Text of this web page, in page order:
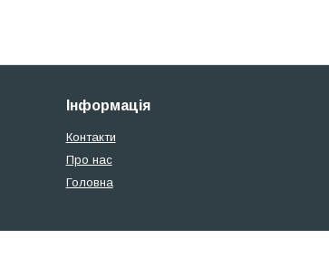
Інформація
Контакти
Про нас
Головна